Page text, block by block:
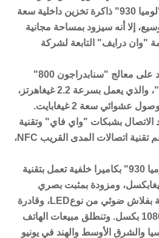
الإشعارات. ويضم الهاتف "لوميا 930" ذاكرة تخزين داخلية سعة
إلا أنه سيزود بمساحة مجانية
"وان درايف" التابعة لشركة
ويعتمد هاتف "نوكيا" الجديد على معالج "سنابدراجون 800"
رباعي النواة من "كوالكوم"، والذي يعمل بسرعة 2.2 غيغاهرتز،
كما تم دعم الجهاز بذاكرة وصول عشوائي سعة 2 غيغابايت.
الاتصال بشبكات "واي فاي" وتقنية
"بلوتوث 4"، إضافة إلى دعم تقنية اتصالات المدى القريب NFC،
ودعمت "نوكيا" هاتف "لوميا 930" بكاميرا خلفية تعمل بتقنية
تبلغ دقتها 20 ميغابكسل، ومزودة بمثبت بصري
للصورة OIS، وهي مدعومة بفلاش ضوئي من نوعLED، وقادرة
على تسجيل الفيديو بدقة 1080 بكسل. وتنطلق مبيعات الهاتف
والشرق الأوسط والهند في يونيو